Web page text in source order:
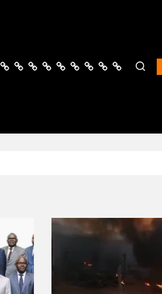
CinémaÉducation
Football
Technologie
DiversScience
Lifestyle
OpinionsServices